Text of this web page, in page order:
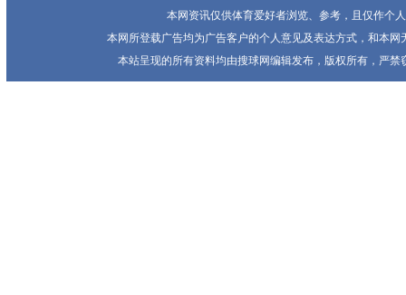
本网资讯仅供体育爱好者浏览、参考，且仅作个
本网所登载广告均为广告客户的个人意见及表达方式，和本
本站呈现的所有资料均由搜球网编辑发布，版权所有，严